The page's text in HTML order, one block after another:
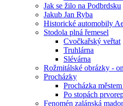
Jak se žilo na Podbrdsku
Jakub Jan Ryba
Historické automobily
Stodola plná řemesel
Cvočkařský veřtat
Truhlárna
Slévárna
Rožmitálské obrázky -
Procházky
Procházka
Po stopách
Fenomén zalánská